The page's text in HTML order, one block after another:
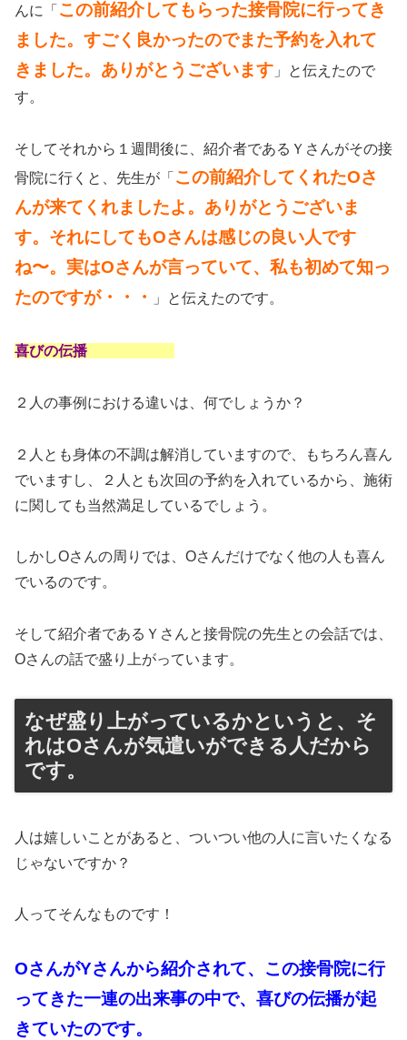
んに「 この前紹介してもらった接骨院に行ってき
ました。すごく良かったのでまた予約を入れて
きました。ありがとうございます 」と伝えたので
す。
そしてそれから１週間後に、紹介者であるＹさんがその接
骨院に行くと、先生が「 この前紹介してくれたOさ
んが来てくれましたよ。ありがとうございま
す。それにしてもOさんは感じの良い人です
ね〜。実はOさんが言っていて、私も初めて知っ
たのですが・・・
」と伝えたのです。
喜びの伝播
２人の事例における違いは、何でしょうか？
２人とも身体の不調は解消していますので、もちろん喜ん
でいますし、２人とも次回の予約を入れているから、施術
に関しても当然満足しているでしょう。
しかしOさんの周りでは、Oさんだけでなく他の人も喜ん
でいるのです。
そして紹介者であるＹさんと接骨院の先生との会話では、
Oさんの話で盛り上がっています。
なぜ盛り上がっているかというと、そ
れはOさんが気遣いができる人だから
です。
人は嬉しいことがあると、ついつい他の人に言いたくなる
じゃないですか？
人ってそんなものです！
OさんがYさんから紹介されて、この接骨院に行
ってきた一連の出来事の中で、喜びの伝播が起
きていたのです。